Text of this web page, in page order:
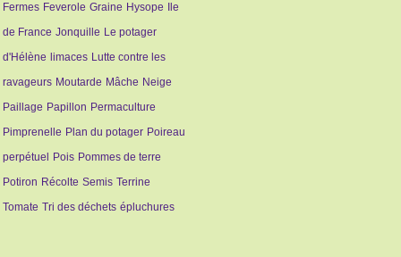
Fermes Feverole Graine Hysope
Ile
de France Jonquille Le potager
d'Hélène limaces Lutte contre les
ravageurs Moutarde Mâche Neige
Paillage Papillon Permaculture
Pimprenelle Plan du potager Poireau
perpétuel
Pois Pommes de terre
Potiron Récolte Semis Terrine
Tomate Tri des déchets épluchures